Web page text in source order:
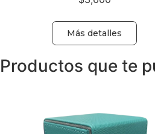
Más detalles
Productos que te